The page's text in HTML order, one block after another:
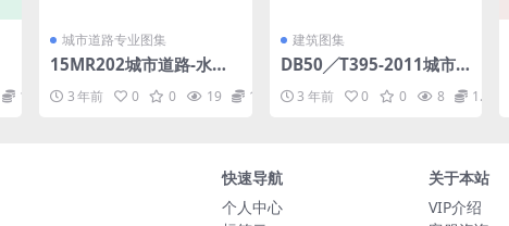
1.98
城市道路专业图集
15MR202城市道路-水泥
3 年前 0 0 19 1.98
建筑图集
DB50╱T395-2011城市
3 年前 0 0 8 1.98
快速导航
个人中心
关于本站
VIP介绍